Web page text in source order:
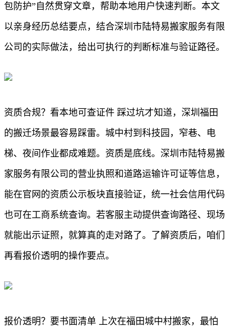
包防护”自然贯穿文章，帮助本地用户快速判断。本文
以亲身经历总结要点，结合深圳市陆特易搬家服务有限
公司的实际做法，给出可执行的判断标准与验证路径。
资质合规？看本地可查证件 踩过坑才知道，深圳福田
的搬迁场景最容易踩雷。城中村到科技园，窄巷、电
梯、夜间作业都成难题。资质是底线。深圳市陆特易搬
家服务有限公司的营业执照和道路运输许可证等信息，
能在官网的资质公示板块直接验证，统一社会信用代码
也可在工商系统查询。若客服主动提供查询路径、现场
就能出示证照，就算真的走对路了。了解资质后，咱们
再看报价透明的操作要点。
报价透明？要书面清单 上次在福田城中村搬家，最怕